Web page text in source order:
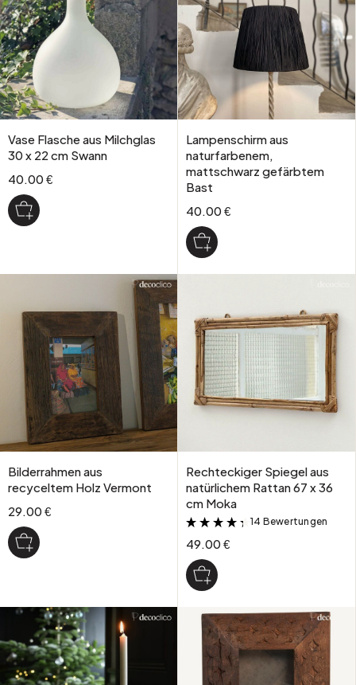
Vase Flasche aus Milchglas
30 x 22 cm Swann
40.00 €
Lampenschirm aus
naturfarbenem,
mattschwarz gefärbtem
Bast
40.00 €
Bilderrahmen aus
recyceltem Holz Vermont
29.00 €
Rechteckiger Spiegel aus
natürlichem Rattan 67 x 36
cm Moka
&
14 Bewertungen
49.00 €